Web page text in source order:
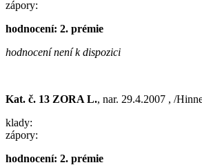
zápory:
hodnocení: 2. prémie
hodnocení není k dispozici
Kat. č. 13 ZORA L., nar. 29.4.2007 , /
klady:
zápory:
hodnocení: 2. prémie